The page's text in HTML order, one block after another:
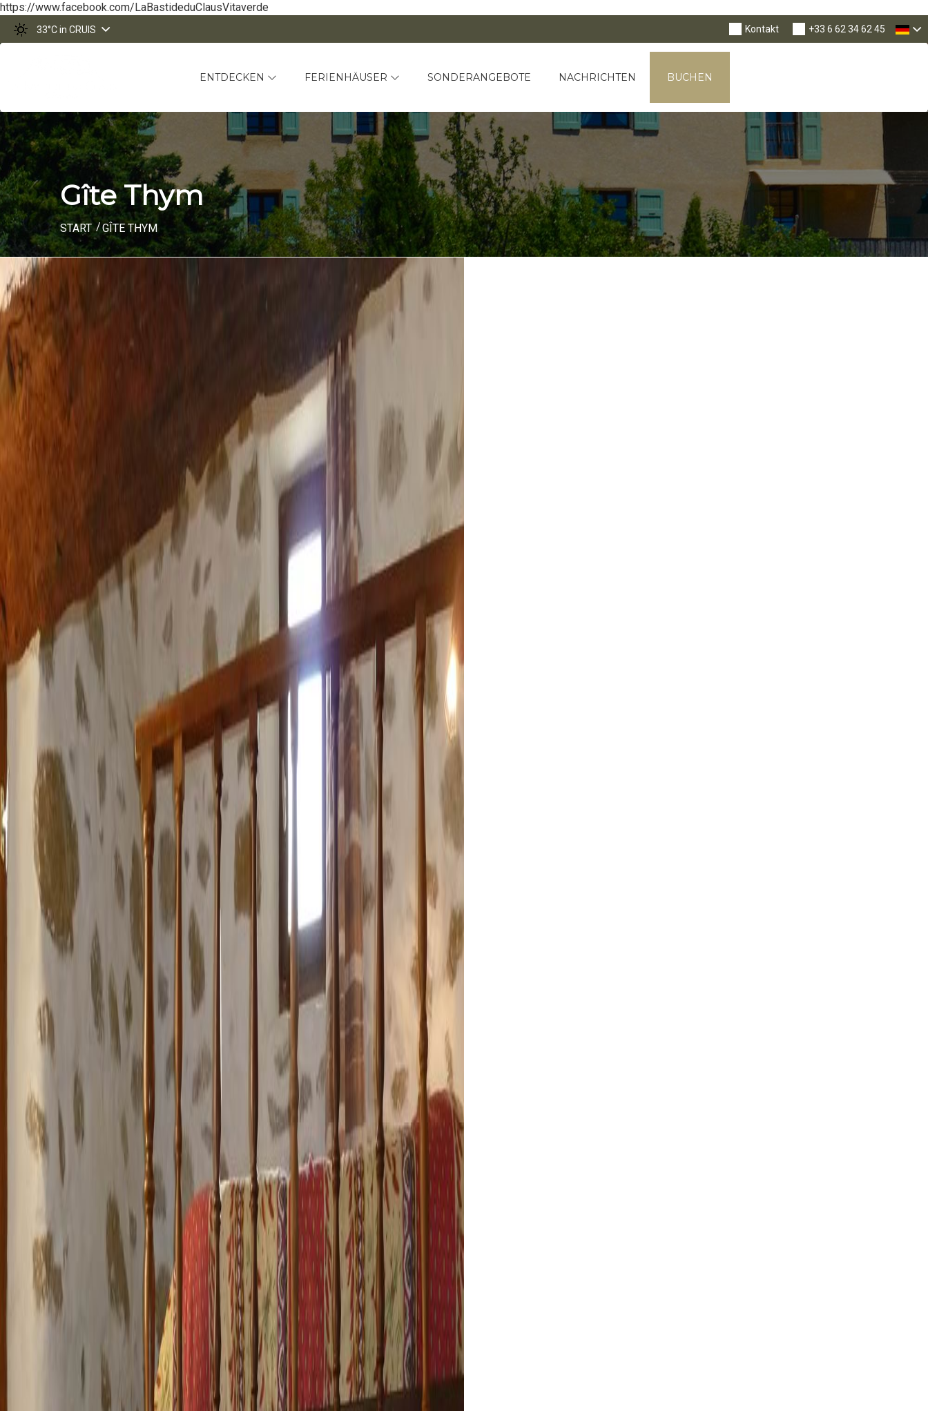
https://www.facebook.com/LaBastideduClausVitaverde
33°Cin CRUIS +33 6 62 34 62 45
Kontakt
ENTDECKEN FERIENHÄUSER SONDERANGEBOTE NACHRICHTEN BUCHEN
Gîte Thym
START GÎTE THYM